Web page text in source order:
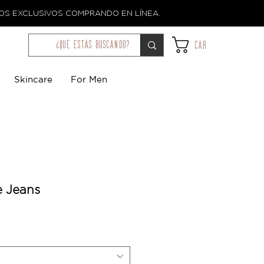
EXCLUSIVOS COMPRANDO EN LÍNEA.
¿qué estás buscando? Car
Skincare For Men
Jeans